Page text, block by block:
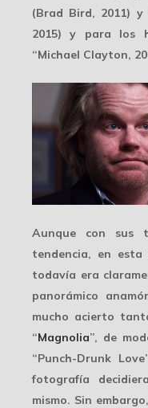
(Brad Bird, 2011) y
2015) y para los
“Michael Clayton,
Aunque con sus
tendencia, en esta
todavía era
panorámico
mucho acierto
“Magnolia”, de
“Punch-Drunk
fotografía
mismo. Sin